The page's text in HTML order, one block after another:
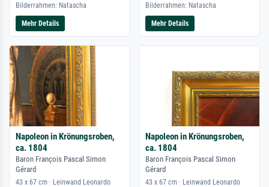
Bilderrahmen: Natascha
Mehr Details
Bilderrahmen: Natascha
Mehr Details
Napoleon in Krönungsroben,
ca. 1804
Baron François Pascal Simon
Gérard
43 x 67 cm · Leinwand Leonardo
Napoleon in Krönungsroben,
ca. 1804
Baron François Pascal Simon
Gérard
43 x 67 cm · Leinwand Leonardo